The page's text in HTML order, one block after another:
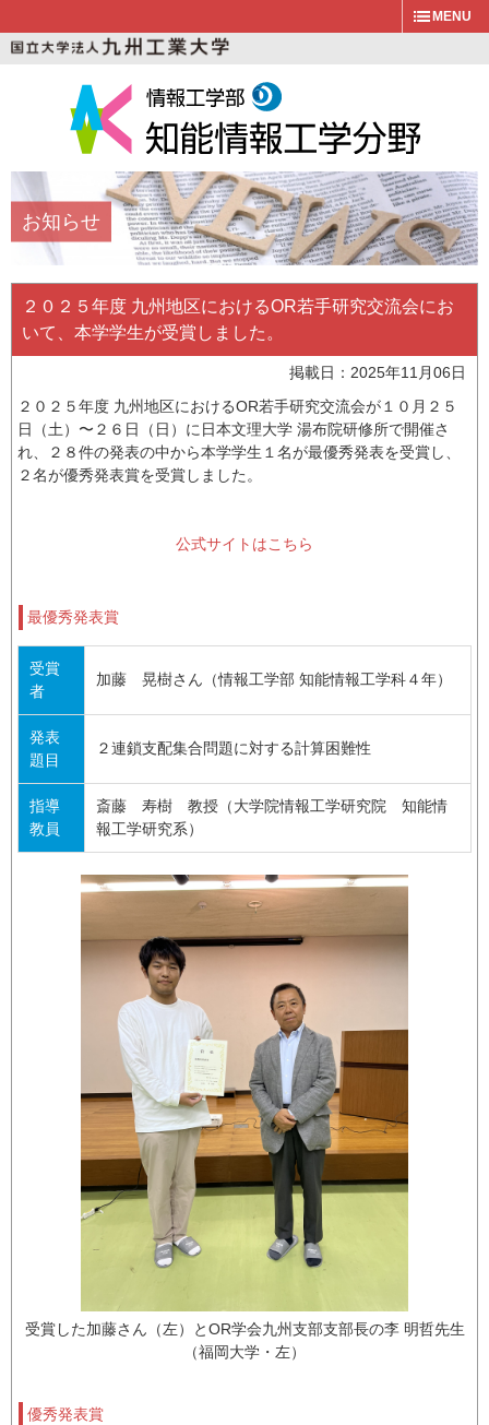
MENU
お知らせ
２０２５年度 九州地区におけるOR若手研究交流会にお
いて、本学学生が受賞しました。
掲載日：2025年11月06日
２０２５年度 九州地区におけるOR若手研究交流会が１０月２５
日（土）〜２６日（日）に日本文理大学 湯布院研修所で開催さ
れ、２８件の発表の中から本学学生１名が最優秀発表を受賞し、
２名が優秀発表賞を受賞しました。
公式サイトはこちら
最優秀発表賞
受賞
者
加藤 晃樹さん（情報工学部 知能情報工学科４年）
発表
題目
２連鎖支配集合問題に対する計算困難性
指導
教員
斎藤 寿樹 教授（大学院情報工学研究院 知能情
報工学研究系）
受賞した加藤さん（左）とOR学会九州支部支部長の李 明哲先生
（福岡大学・左）
優秀発表賞